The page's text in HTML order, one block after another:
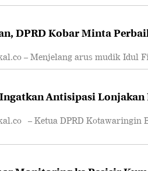
DPRD Kobar Minta
– Menjelang arus mudik Idul
Antisipasi Lonjakan
– Ketua DPRD Kotawaringin